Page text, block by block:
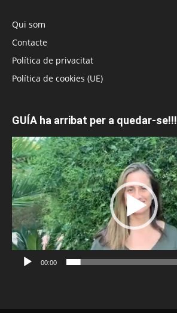
Qui som
Contacte
Política de privacitat
Política de cookies (UE)
GUÍA ha arribat per a quedar-se!!!
Reproductor
de
vídeo
00:00